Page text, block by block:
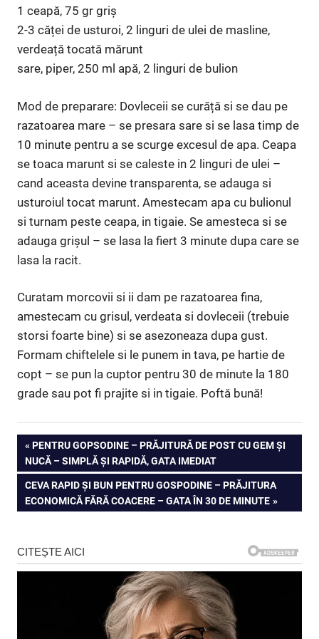
1 ceapă, 75 gr griș
2-3 căței de usturoi, 2 linguri de ulei de masline,
verdeață tocată mărunt
sare, piper, 250 ml apă, 2 linguri de bulion
Mod de preparare: Dovleceii se curăță si se dau pe
razatoarea mare – se presara sare si se lasa timp de
10 minute pentru a se scurge excesul de apa. Ceapa
se toaca marunt si se caleste in 2 linguri de ulei –
cand aceasta devine transparenta, se adauga si
usturoiul tocat marunt. Amestecam apa cu bulionul
si turnam peste ceapa, in tigaie. Se amesteca si se
adauga grișul – se lasa la fiert 3 minute dupa care se
lasa la racit.
Curatam morcovii si ii dam pe razatoarea fina,
amestecam cu grisul, verdeata si dovleceii (trebuie
storsi foarte bine) si se asezoneaza dupa gust.
Formam chiftelele si le punem in tava, pe hartie de
copt – se pun la cuptor pentru 30 de minute la 180
grade sau pot fi prajite si in tigaie. Poftă bună!
Navigare
în
articole
PREVIOUS
POST:
PENTRU GOPSODINE – PRĂJITURĂ DE POST CU GEM ȘI
NUCĂ – SIMPLĂ ȘI RAPIDĂ, GATA IMEDIAT
NEXT
POST:
CEVA RAPID ȘI BUN PENTRU GOSPODINE – PRĂJITURA
ECONOMICĂ FĂRĂ COACERE – GATA ÎN 30 DE MINUTE